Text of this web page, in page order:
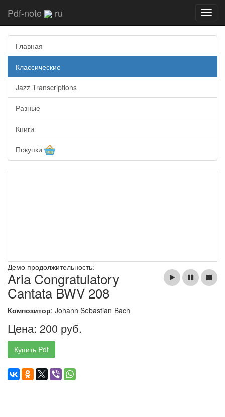
Pdf-note ru
Главная
Классические
Jazz Transcriptions
Разные
Книги
Покупки
Демо продолжительность:
Aria Congratulatory
Cantata BWV 208
Композитор: Johann Sebastian Bach
Цена: 200 руб.
Купить Pdf